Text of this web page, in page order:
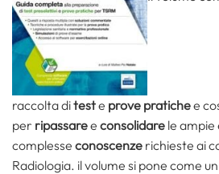
raccolta diteste prove pratichee
per ripassaree consolidare le ampie
complesse conoscenze richieste ai
Radiologia. il volume si pone come